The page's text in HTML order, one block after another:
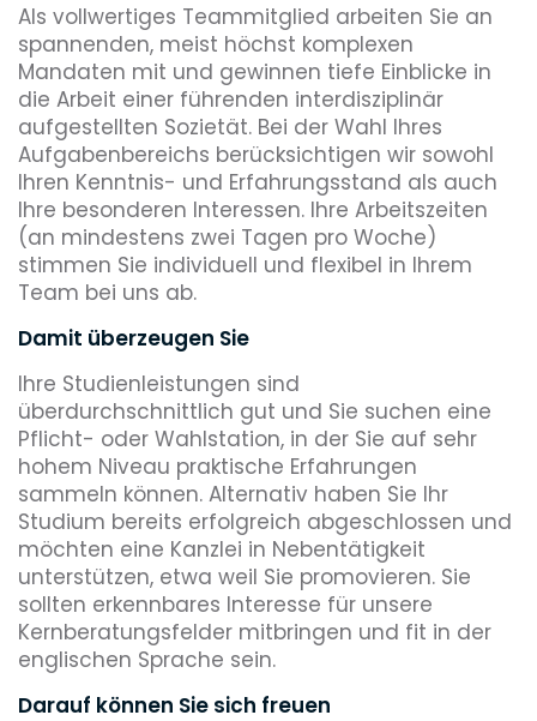
Als vollwertiges Teammitglied arbeiten Sie an
spannenden, meist höchst komplexen
Mandaten mit und gewinnen tiefe Einblicke in
die Arbeit einer führenden interdisziplinär
aufgestellten Sozietät. Bei der Wahl Ihres
Aufgabenbereichs berücksichtigen wir sowohl
Ihren Kenntnis- und Erfahrungsstand als auch
Ihre besonderen Interessen. Ihre Arbeitszeiten
(an mindestens zwei Tagen pro Woche)
stimmen Sie individuell und flexibel in Ihrem
Team bei uns ab.
Damit überzeugen Sie
Ihre Studienleistungen sind
überdurchschnittlich gut und Sie suchen eine
Pflicht- oder Wahlstation, in der Sie auf sehr
hohem Niveau praktische Erfahrungen
sammeln können. Alternativ haben Sie Ihr
Studium bereits erfolgreich abgeschlossen und
möchten eine Kanzlei in Nebentätigkeit
unterstützen, etwa weil Sie promovieren. Sie
sollten erkennbares Interesse für unsere
Kernberatungsfelder mitbringen und fit in der
englischen Sprache sein.
Darauf können Sie sich freuen